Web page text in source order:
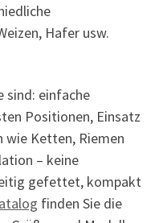
Hafer usw.
sind: einfache
Positionen, Einsatz
wie Ketten, Riemen
– keine
gefettet, kompakt
finden Sie die